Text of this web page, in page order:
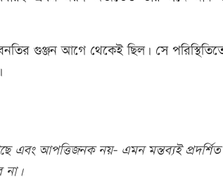
গুঞ্জন আগে থেকেই ছিল। সে
এবং আপত্তিজনক নয়- এমন মন্তব্যই প্রদর্শিত